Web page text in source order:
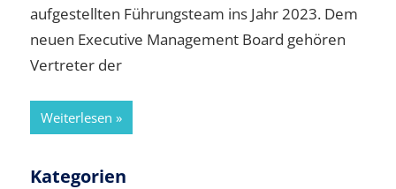
aufgestellten Führungsteam ins Jahr 2023. Dem
neuen Executive Management Board gehören
Vertreter der
Weiterlesen
Kategorien